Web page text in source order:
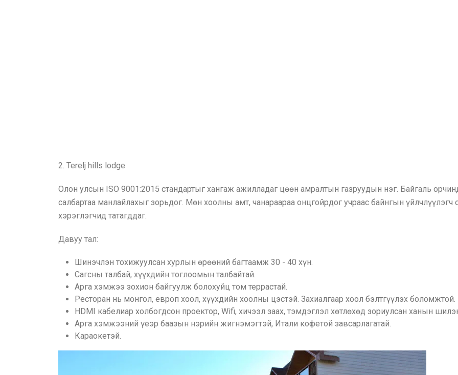
2. Terelj hills lodge
Олон улсын ISO 9001:2015 стандартыг хангаж ажилладаг цөөн амралтын газруудын нэг. Байгаль
салбартаа манлайлахыг зорьдог. Мөн хоолны амт, чанараараа онцгойрдог учраас байнгын
хэрэглэгчид татагддаг.
Давуу тал:
Шинэчлэн тохижуулсан хурлын өрөөний багтаамж 30 - 40 хүн.
Сагсны талбай, хүүхдийн тоглоомын талбайтай.
Арга хэмжээ зохион байгуулж болохуйц том террастай.
Ресторан нь монгол, европ хоол, хүүхдийн хоолны цэстэй. Захиалгаар хоол бэлтгүүлэх боломжтой.
HDMI кабелиар холбогдсон проектор, Wifi, хичээл заах, тэмдэглэл хөтлөхөд зориулсан ханын
Арга хэмжээний үеэр баазын нэрийн жигнэмэгтэй, Итали кофетой завсарлагатай.
Караокетэй.